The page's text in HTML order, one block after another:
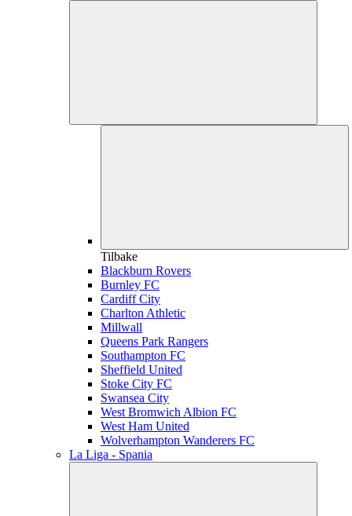
Tilbake
Blackburn Rovers
Burnley FC
Cardiff City
Charlton Athletic
Millwall
Queens Park Rangers
Southampton FC
Sheffield United
Stoke City FC
Swansea City
West Bromwich Albion FC
West Ham United
Wolverhampton Wanderers FC
La Liga - Spania